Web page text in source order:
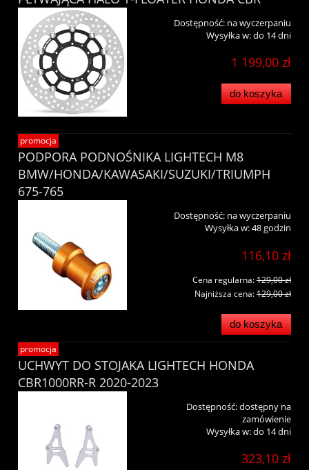
Dostępność: na wyczerpaniu
Wysyłka w:do 14 dni
1 199,00 zł
do koszyka
PODPORA PODNOŚNIKA LIGHTECH M8
BMW/HONDA/KAWASAKI/SUZUKI/TRIUMPH
675-765
Dostępność: na wyczerpaniu
Wysyłka w:48 godzin
116,10 zł
Cena regularna:129,00 zł
Najniższa cena:129,00 zł
do koszyka
promocja
UCHWYT DO STOJAKA LIGHTECH HONDA
CBR1000RR-R 2020-2023
Dostępność:dostępny na
zamówienie
Wysyłka w:do 14 dni
323,10 zł
promocja